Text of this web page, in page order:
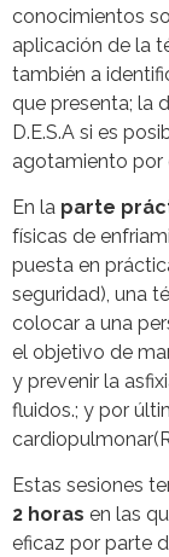
conocimientos
aplicación de la
también a
que presenta; la
D.E.S.A si es
agotamiento por
En la parte
físicas de
puesta en
seguridad), una
colocar a una
el objetivo de
y prevenir la
fluidos.; y por
Estas sesiones
2 horas en las
eficaz por parte